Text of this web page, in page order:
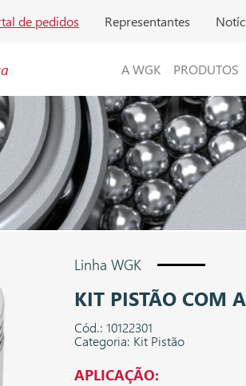
de pedidos Representantes
A WGK PRODUTOS
Linha WGK
KIT PISTÃO COM
Cód.: 10122301
Categoria: Kit Pistão
APLICAÇÃO: